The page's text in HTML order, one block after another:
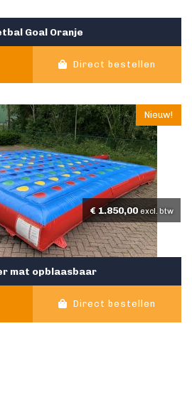
Goal Oranje
Direct bestellen
Nieuw!
mat opblaasbaar
€1.850,00 excl. btw
Direct bestellen